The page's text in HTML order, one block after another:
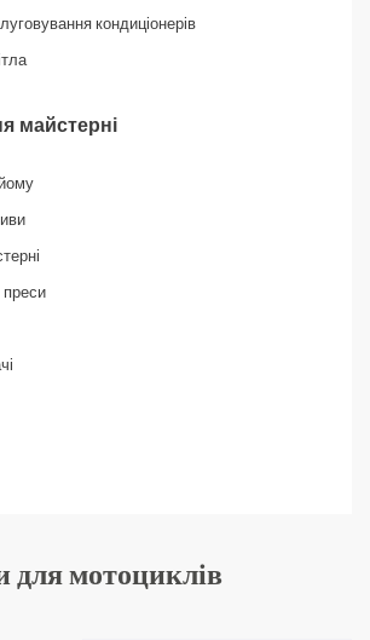
кондиціонерів
майстерні
преси
мотоциклів